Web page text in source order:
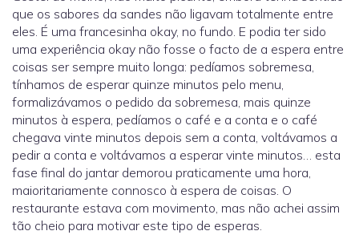
que os sabores da sandes não ligavam totalmente entre
eles. É uma francesinha okay, no fundo. E podia ter sido
uma experiência okay não fosse o facto de a espera entre
coisas ser sempre muito longa: pedíamos sobremesa,
tínhamos de esperar quinze minutos pelo menu,
formalizávamos o pedido da sobremesa, mais quinze
minutos à espera, pedíamos o café e a conta e o café
chegava vinte minutos depois sem a conta, voltávamos a
pedir a conta e voltávamos a esperar vinte minutos… esta
fase final do jantar demorou praticamente uma hora,
maioritariamente connosco à espera de coisas. O
restaurante estava com movimento, mas não achei assim
tão cheio para motivar este tipo de esperas.